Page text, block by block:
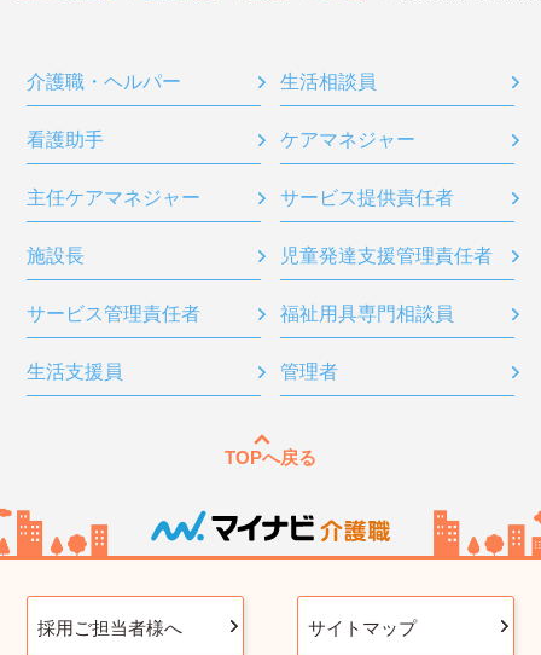
介護職・ヘルパー 生活相談員
看護助手 ケアマネジャー
主任ケアマネジャー サービス提供責任者
施設長 児童発達支援管理責任者
サービス管理責任者 福祉用具専門相談員
生活支援員 管理者
TOPへ戻る
採用ご担当者様へ サイトマップ